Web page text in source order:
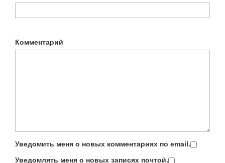
Комментарий
Уведомить меня о новых комментариях по email.
Уведомлять меня о новых записях почтой.